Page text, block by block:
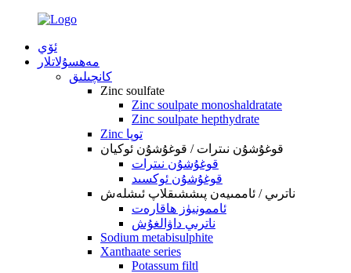
ئۆي
مەھسۇلاتلار
كانچىلىق
Zinc soulfate
Zinc soulpate monoshaldratate
Zinc soulpate hepthydrate
Zinc توپا
قوغۇشۇن نىترات / قوغۇشۇن ئوكيان
قوغۇشۇن نىترات
قوغۇشۇن ئوكسىد
ناترىي / ئاممىيەن پىششىقلاپ ئىشلەش
ئاممونيۈز ھاقارەت
ناترىي داۋالغۇش
Sodium metabisulphite
Xanthaate series
Potassum filtl